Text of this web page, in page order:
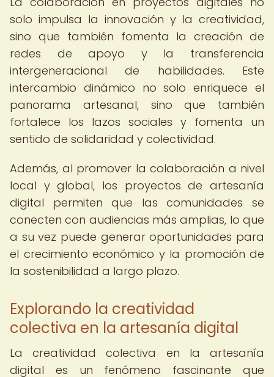
solo impulsa la innovación y la creatividad,
sino que también fomenta la creación de
redes de apoyo y la transferencia
intergeneracional de habilidades. Este
intercambio dinámico no solo enriquece el
panorama artesanal, sino que también
fortalece los lazos sociales y fomenta un
sentido de solidaridad y colectividad.
Además, al promover la colaboración a nivel
local y global, los proyectos de artesanía
digital permiten que las comunidades se
conecten con audiencias más amplias, lo que
a su vez puede generar oportunidades para
el crecimiento económico y la promoción de
la sostenibilidad a largo plazo.
Explorando la creatividad
colectiva en la artesanía digital
La creatividad colectiva en la artesanía
digital es un fenómeno fascinante que